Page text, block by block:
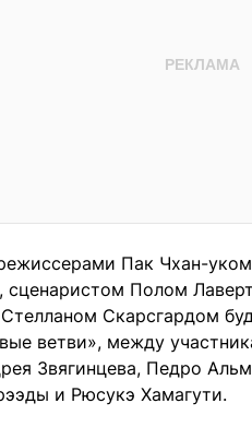
Пак Чхан-
Полом
Скарсгардом
ветви», между
Звягинцева, Педро
и Рюсукэ Хамагути.